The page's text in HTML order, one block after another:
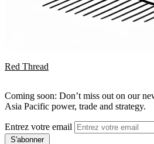
Red Thread
Coming soon: Don’t miss out on our
Asia Pacific power, trade and strategy.
Entrez votre email
S'abonner